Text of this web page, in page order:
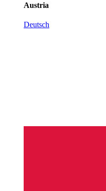
Austria
Deutsch